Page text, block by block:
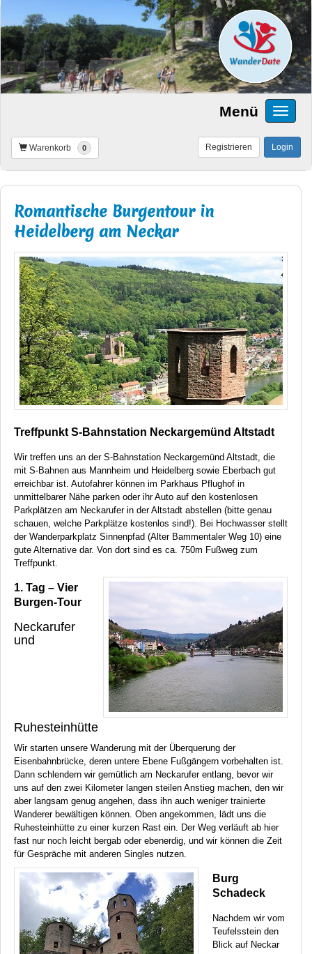
Menü
Warenkorb 0 Login
Registrieren
Romantische Burgentour in
Heidelberg am Neckar
Treffpunkt S-Bahnstation Neckargemünd Altstadt
Wir treffen uns an der S-Bahnstation Neckargemünd Altstadt, die
mit S-Bahnen aus Mannheim und Heidelberg sowie Eberbach gut
erreichbar ist. Autofahrer können im Parkhaus Pflughof in
unmittelbarer Nähe parken oder ihr Auto auf den kostenlosen
Parkplätzen am Neckarufer in der Altstadt abstellen (bitte genau
schauen, welche Parkplätze kostenlos sind!). Bei Hochwasser stellt
der Wanderparkplatz Sinnenpfad (Alter Bammentaler Weg 10) eine
gute Alternative dar. Von dort sind es ca. 750m Fußweg zum
Treffpunkt.
1. Tag – Vier
Burgen-Tour
Neckarufer
und
Ruhesteinhütte
Wir starten unsere Wanderung mit der Überquerung der
Eisenbahnbrücke, deren untere Ebene Fußgängern vorbehalten ist.
Dann schlendern wir gemütlich am Neckarufer entlang, bevor wir
uns auf den zwei Kilometer langen steilen Anstieg machen, den wir
aber langsam genug angehen, dass ihn auch weniger trainierte
Wanderer bewältigen können. Oben angekommen, lädt uns die
Ruhesteinhütte zu einer kurzen Rast ein. Der Weg verläuft ab hier
fast nur noch leicht bergab oder ebenerdig, und wir können die Zeit
für Gespräche mit anderen Singles nutzen.
Burg
Schadeck
Nachdem wir vom
Teufelsstein den
Blick auf Neckar